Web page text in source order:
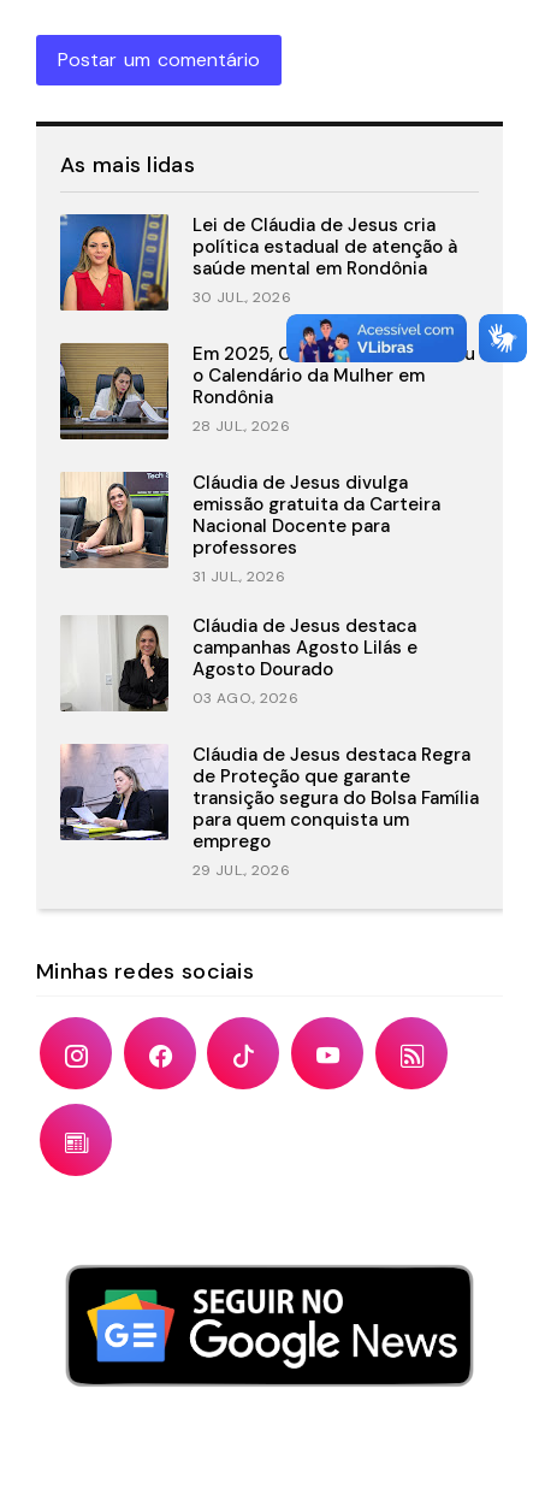
Postar um comentário
As mais lidas
Lei de Cláudia de Jesus cria
política estadual de atenção à
saúde mental em Rondônia
30 JUL., 2026
Em 2025, Cláudia de Jesus criou
o Calendário da Mulher em
Rondônia
28 JUL., 2026
Cláudia de Jesus divulga
emissão gratuita da Carteira
Nacional Docente para
professores
31 JUL., 2026
Cláudia de Jesus destaca
campanhas Agosto Lilás e
Agosto Dourado
03 AGO., 2026
Cláudia de Jesus destaca Regra
de Proteção que garante
transição segura do Bolsa Família
para quem conquista um
emprego
29 JUL., 2026
Minhas redes sociais